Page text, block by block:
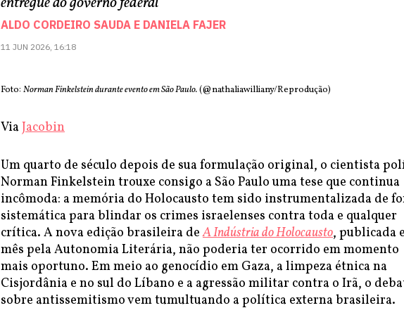
ALDO CORDEIRO SAUDA E DANIELA FAJER
11 JUN 2026, 16:18
Foto: Norman Finkelstein durante evento em São Paulo.(@nathaliawilliany/Reprodução)
Via Jacobin
Um quarto de século depois de sua formulação original, o cientista
Norman Finkelstein trouxe consigo a São Paulo uma tese que continua
incômoda: a memória do Holocausto tem sido instrumentalizada de
sistemática para blindar os crimes israelenses contra toda e qualquer
crítica. A nova edição brasileira deA Indústria do Holocausto, publicada
mês pela Autonomia Literária, não poderia ter ocorrido em momento
mais oportuno. Em meio ao genocídio em Gaza, a limpeza étnica na
Cisjordânia e no sul do Líbano e a agressão militar contra o Irã, o
sobre antissemitismo vem tumultuando a política externa brasileira.